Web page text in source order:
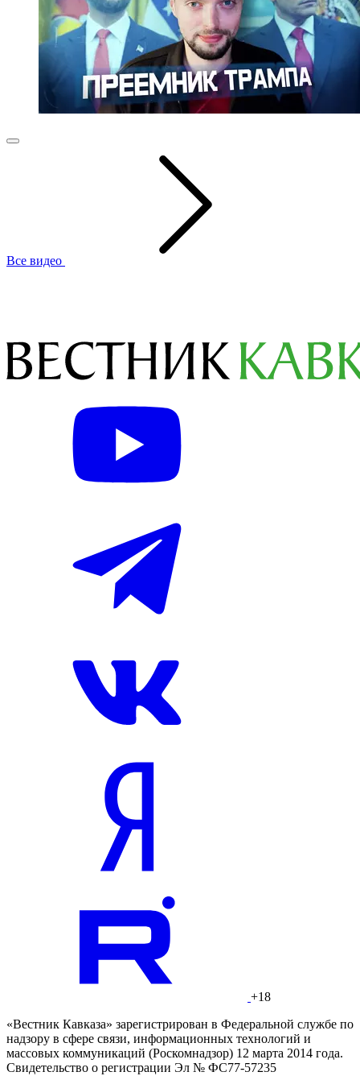
Все видео
+18
«Вестник Кавказа» зарегистрирован в Федеральной службе по
надзору в сфере связи, информационных технологий и
массовых коммуникаций (Роскомнадзор) 12 марта 2014 года.
Свидетельство о регистрации Эл № ФС77-57235